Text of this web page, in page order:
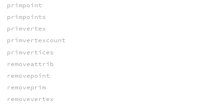
primpoint
primpoints
primvertex
primvertexcount
primvertices
removeattrib
removepoint
removeprim
removevertex